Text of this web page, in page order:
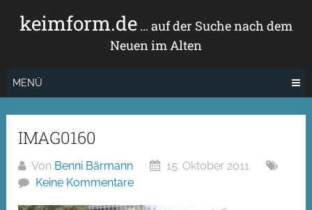
Inhaltkeimform.de… auf der Suche nach dem
Neuen im Alten
MENÜ
IMAG0160
Von Benni Bärmann
15. Oktober 2011
Keine Kommentare